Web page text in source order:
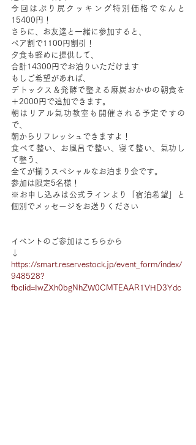
今回はぷり尻クッキング特別価格でなんと
15400円！
さらに、お友達と一緒に参加すると、
ペア割で1100円割引！
夕食も軽めに提供して、
合計14300円でお泊りいただけます
もしご希望があれば、
デトックス＆発酵で整える麻炭おかゆの朝食を
＋2000円で追加できます。
朝はリアル氣功教室も開催される予定ですの
で、
朝からリフレッシュできますよ！
食べて整い、お風呂で整い、寝て整い、氣功し
て整う、
全てが揃うスペシャルなお泊まり会です。
参加は限定5名様！
※お申し込みは公式ラインより「宿泊希望」と
個別でメッセージをお送りください
イベントのご参加はこちらから
↓
https://smart.reservestock.jp/event_form/index/
948528?
fbclid=IwZXh0bgNhZW0CMTEAAR1VHD3Ydc